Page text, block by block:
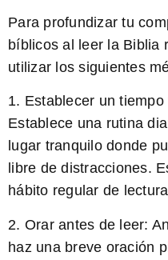
Para profundizar tu
bíblicos al leer la Biblia
utilizar los siguientes
1. Establecer un
Establece una rutina
lugar tranquilo donde
libre de distracciones.
hábito regular de
2. Orar antes de leer:
haz una breve oración